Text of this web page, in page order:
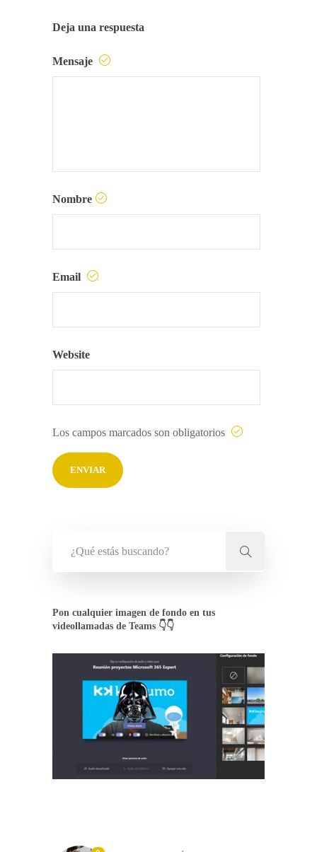
Deja una respuesta
Mensaje
Nombre
Email
Website
Los campos marcados son obligatorios
Pon cualquier imagen de fondo en tus
videollamadas de Teams 👇👇